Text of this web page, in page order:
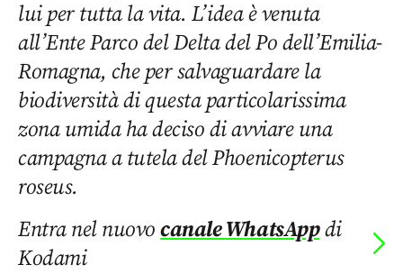
lui per tutta la vita. L’idea è venuta
all’Ente Parco del Delta del Po dell’Emilia-
Romagna, che per salvaguardare la
biodiversità di questa particolarissima
zona umida ha deciso di avviare una
campagna a tutela del Phoenicopterus
roseus.
Entra nel nuovocanale WhatsAppdi
Kodami